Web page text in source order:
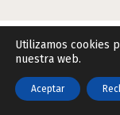
Contactar| Datos
Utilizamos cookies
nuestra web.
Aceptar